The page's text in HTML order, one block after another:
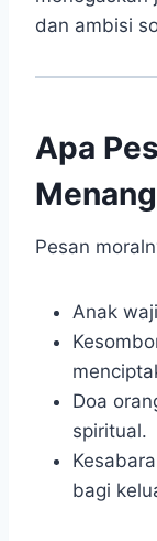
dan ambisi
Apa
Pesan
Anak
Doa
spiritual.
bagi